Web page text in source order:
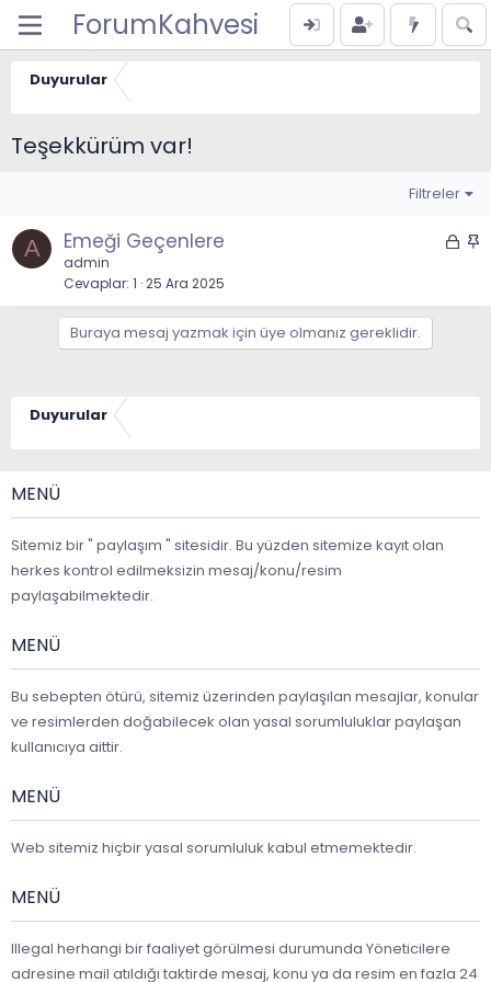
ForumKahvesi
Duyurular
Teşekkürüm var!
Filtreler
A
K
S
Emeği Geçenlere
admin
Cevaplar 1 25 Ara 2025
Buraya mesaj yazmak için üye olmanız gereklidir.
Duyurular
MENÜ
Sitemiz bir " paylaşım " sitesidir. Bu yüzden sitemize kayıt olan
herkes kontrol edilmeksizin mesaj/konu/resim
paylaşabilmektedir.
MENÜ
Bu sebepten ötürü, sitemiz üzerinden paylaşılan mesajlar, konular
ve resimlerden doğabilecek olan yasal sorumluluklar paylaşan
kullanıcıya aittir.
MENÜ
Web sitemiz hiçbir yasal sorumluluk kabul etmemektedir.
MENÜ
Illegal herhangi bir faaliyet görülmesi durumunda Yöneticilere
adresine mail atıldığı taktirde mesaj, konu ya da resim en fazla 24